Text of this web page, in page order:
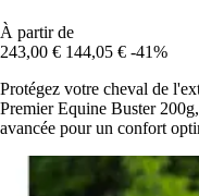
À partir de
243,00 € 144,05 € -41%
Protégez votre cheval de
Premier Equine Buster
avancée pour un confort